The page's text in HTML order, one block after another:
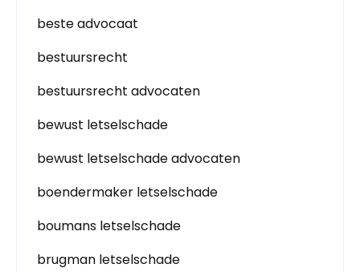
beste advocaat
bestuursrecht
bestuursrecht advocaten
bewust letselschade
bewust letselschade advocaten
boendermaker letselschade
boumans letselschade
brugman letselschade